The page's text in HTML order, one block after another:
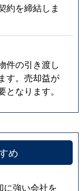
約を締結しま
件の引き渡し
す。売却益が
なります。
め
強い会社を